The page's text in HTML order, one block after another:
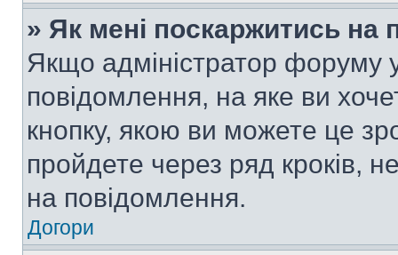
» Як мені поскаржитись на
Якщо адміністратор форуму
повідомлення, на яке ви
кнопку, якою ви можете це
пройдете через ряд кроків,
на повідомлення.
Догори